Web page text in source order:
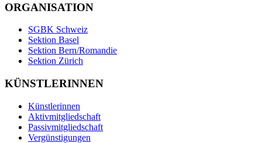
ORGANISATION
SGBK Schweiz
Sektion Basel
Sektion Bern/Romandie
Sektion Zürich
KÜNSTLERINNEN
Künstlerinnen
Aktivmitgliedschaft
Passivmitgliedschaft
Vergünstigungen